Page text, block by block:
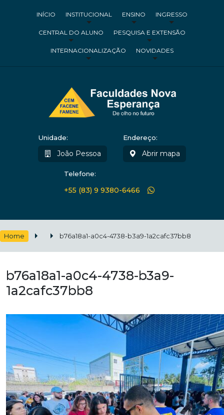
INÍCIO INSTITUCIONAL ENSINO INGRESSO
CENTRAL DO ALUNO PESQUISA E EXTENSÃO
INTERNACIONALIZAÇÃO NOVIDADES
Unidade:
João Pessoa
Endereço:
Abrir mapa
Telefone:
+55 (83) 9 9380-6466
Home b76a18a1-a0c4-4738-b3a9-1a2cafc37bb8
b76a18a1-a0c4-4738-b3a9-
1a2cafc37bb8